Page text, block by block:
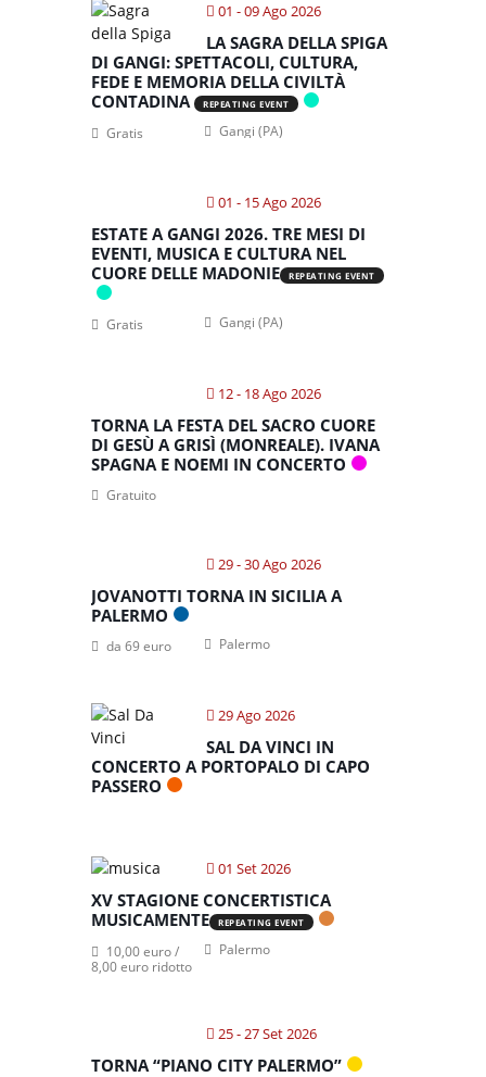
01 - 09 Ago 2026
LA SAGRA DELLA SPIGA
DI GANGI: SPETTACOLI, CULTURA,
FEDE E MEMORIA DELLA CIVILTÀ
CONTADINA
REPEATING EVENT
Gangi (PA)
Gratis
01 - 15 Ago 2026
ESTATE A GANGI 2026. TRE MESI DI
EVENTI, MUSICA E CULTURA NEL
CUORE DELLE MADONIE
REPEATING EVENT
Gangi (PA)
Gratis
12 - 18 Ago 2026
TORNA LA FESTA DEL SACRO CUORE
DI GESÙ A GRISÌ (MONREALE). IVANA
SPAGNA E NOEMI IN CONCERTO
Gratuito
29 - 30 Ago 2026
JOVANOTTI TORNA IN SICILIA A
PALERMO
Palermo
da 69 euro
29 Ago 2026
SAL DA VINCI IN
CONCERTO A PORTOPALO DI CAPO
PASSERO
01 Set 2026
XV STAGIONE CONCERTISTICA
MUSICAMENTE
REPEATING EVENT
Palermo
10,00 euro /
8,00 euro ridotto
25 - 27 Set 2026
TORNA “PIANO CITY PALERMO”